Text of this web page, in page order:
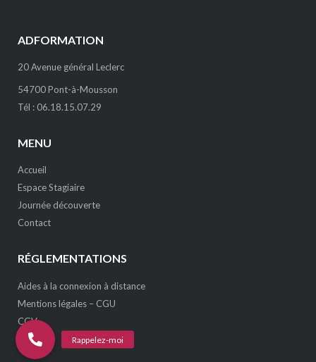
ADFORMATION
20 Avenue général Leclerc
54700 Pont-à-Mousson
Tél : 06.18.15.07.29
MENU
Accueil
Espace Stagiaire
Journée découverte
Contact
RÉGLEMENTATIONS
Aides à la connexion à distance
Mentions légales – CGU
CGV